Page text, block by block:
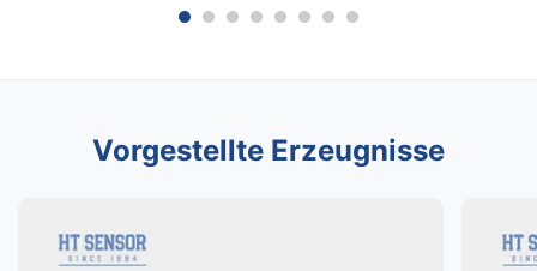
Vorgestellte Erzeugnisse